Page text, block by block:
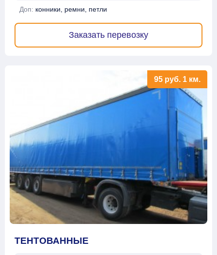
Доп: конники, ремни, петли
Заказать перевозку
ТЕНТОВАННЫЕ
95 руб. 1 км.